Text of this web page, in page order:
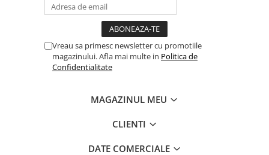
Vreau sa primesc newsletter cu promotiile
magazinului. Afla mai multe in Politica de
Confidentialitate
MAGAZINUL MEU
CLIENTI
DATE COMERCIALE